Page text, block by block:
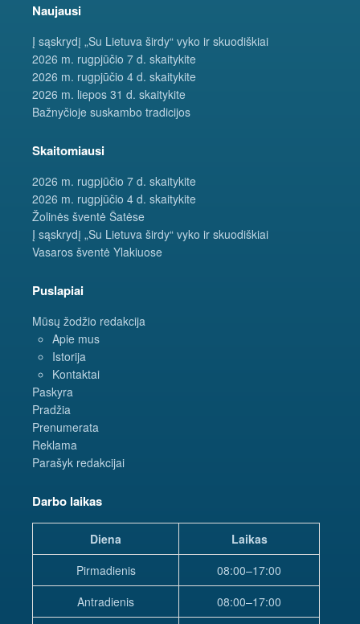
Naujausi
Į sąskrydį „Su Lietuva širdy“ vyko ir skuodiškiai
2026 m. rugpjūčio 7 d. skaitykite
2026 m. rugpjūčio 4 d. skaitykite
2026 m. liepos 31 d. skaitykite
Bažnyčioje suskambo tradicijos
Skaitomiausi
2026 m. rugpjūčio 7 d. skaitykite
2026 m. rugpjūčio 4 d. skaitykite
Žolinės šventė Šatėse
Į sąskrydį „Su Lietuva širdy“ vyko ir skuodiškiai
Vasaros šventė Ylakiuose
Puslapiai
Mūsų žodžio redakcija
Apie mus
Istorija
Kontaktai
Paskyra
Pradžia
Prenumerata
Reklama
Parašyk redakcijai
Darbo laikas
Diena
Laikas
Pirmadienis
08:00–17:00
Antradienis
08:00–17:00